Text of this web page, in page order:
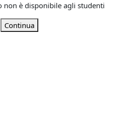
non è disponibile agli studenti
Continua